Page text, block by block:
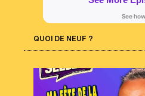
QUOI DE NEUF ?